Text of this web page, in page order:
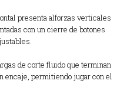
presenta alforzas verticales
con un cierre de botones
de corte fluido que terminan
encaje, permitiendo jugar con el